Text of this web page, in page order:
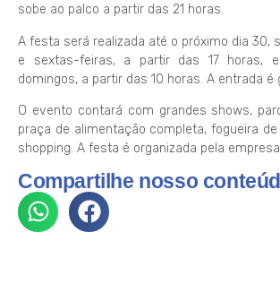
sobe ao palco a partir das 21 horas.
A festa será realizada até o próximo dia 30,
e sextas-feiras, a partir das 17 horas,
domingos, a partir das 10 horas. A entrada é
O evento contará com grandes shows,
praça de alimentação completa, fogueira
shopping. A festa é organizada pela
Compartilhe nosso